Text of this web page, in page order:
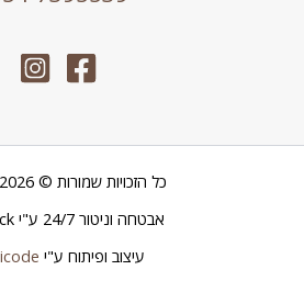
כל הזכויות שמורות © 2026 DHPC
אבטחה וניטור 24/7 ע"י
Weblock
עיצוב ופיתוח ע"יLogicode